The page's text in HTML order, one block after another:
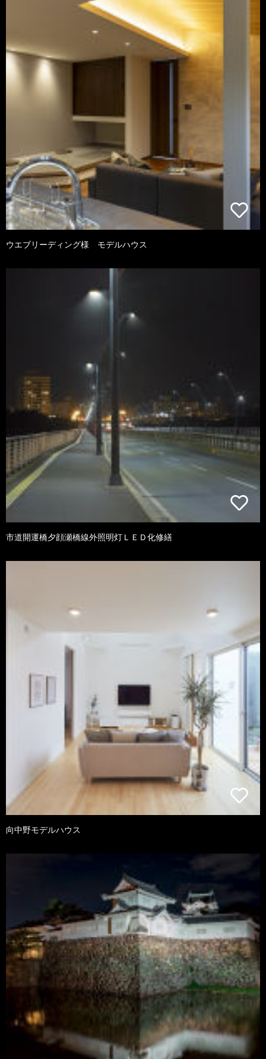
ウエブリーディング様 モデルハウス
市道開運橋夕顔瀬橋線外照明灯ＬＥＤ化修繕
向中野モデルハウス